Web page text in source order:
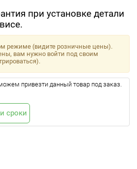
при установке детали
режиме (видите розничные цены).
вам нужно войти под своим
привезти данный товар под заказ.
сроки